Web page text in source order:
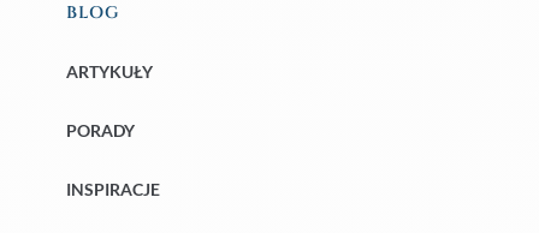
BLOG
ARTYKUŁY
PORADY
INSPIRACJE